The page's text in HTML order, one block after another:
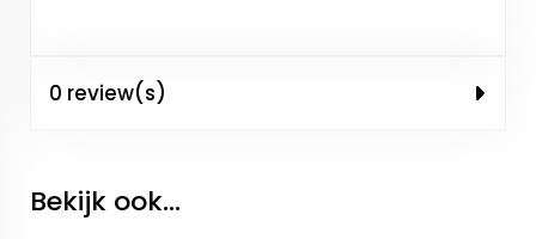
0 review(s)
Bekijk ook...